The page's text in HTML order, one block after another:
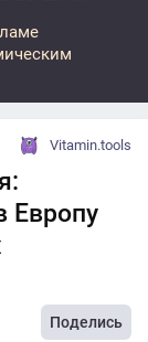
Vitamin.tools
Европу
Поделись